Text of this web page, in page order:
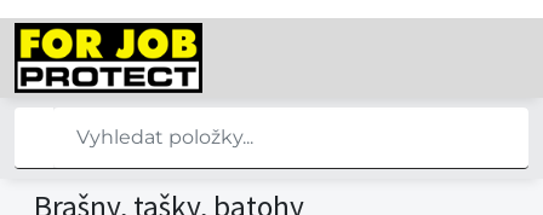
Brašny, tašky, batohy